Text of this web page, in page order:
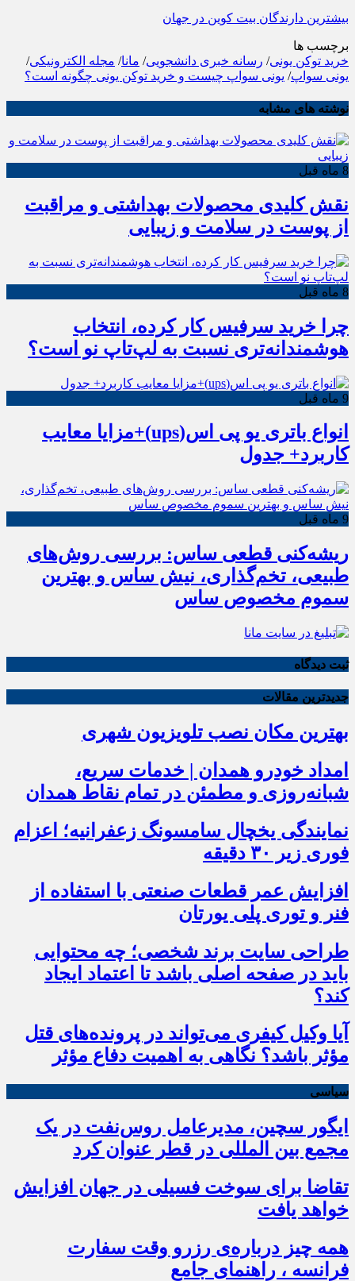
بیشترین دارندگان بیت کوین در جهان
برچسب ها
خرید توکن یونی/ رسانه خبری دانشجویی/ مانا/ مجله الکترونیکی/
یونی سواپ/ یونی سواپ چیست و خرید توکن یونی چگونه است؟
نوشته های مشابه
8 ماه قبل
نقش کلیدی محصولات بهداشتی و مراقبت
از پوست در سلامت و زیبایی
8 ماه قبل
چرا خرید سرفیس کار کرده، انتخاب
هوشمندانه‌تری نسبت به لپ‌تاپ نو است؟
9 ماه قبل
انواع باتری یو پی اس(ups)+مزایا معایب
کاربرد+ جدول
9 ماه قبل
ریشه‌کنی قطعی ساس: بررسی روش‌های
طبیعی، تخم‌گذاری، نیش ساس و بهترین
سموم مخصوص ساس
ثبت دیدگاه
جدیدترین مقالات
بهترین مکان نصب تلویزیون شهری
امداد خودرو همدان | خدمات سریع،
شبانه‌روزی و مطمئن در تمام نقاط همدان
نمایندگی یخچال سامسونگ زعفرانیه؛ اعزام
فوری زیر ۳۰ دقیقه
افزایش عمر قطعات صنعتی با استفاده از
فنر و توری پلی یورتان
طراحی سایت برند شخصی؛ چه محتوایی
باید در صفحه اصلی باشد تا اعتماد ایجاد
کند؟
آیا وکیل کیفری می‌تواند در پرونده‌های قتل
مؤثر باشد؟ نگاهی به اهمیت دفاع مؤثر
سیاسی
ایگور سچین، مدیرعامل روس‌نفت در یک
مجمع بین المللی در قطر عنوان کرد
تقاضا برای سوخت فسیلی در جهان افزایش
خواهد یافت
همه چیز درباره‌ی رزرو وقت سفارت
فرانسه ، راهنمای جامع